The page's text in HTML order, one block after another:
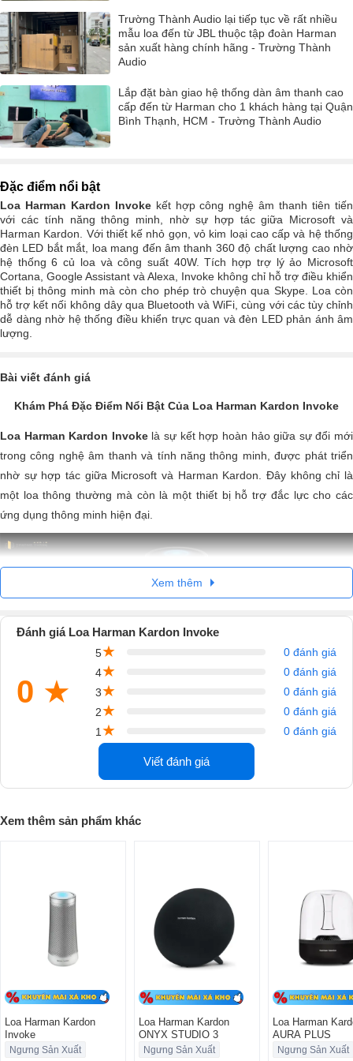
Trường Thành Audio lại tiếp tục về rất nhiều
mẫu loa đến từ JBL thuộc tập đoàn Harman
sản xuất hàng chính hãng - Trường Thành
Audio
Lắp đặt bàn giao hệ thống dàn âm thanh cao
cấp đến từ Harman cho 1 khách hàng tại Quận
Bình Thạnh, HCM - Trường Thành Audio
Đặc điểm nổi bật
Loa Harman Kardon Invokekết hợp công nghệ âm thanh tiên tiến
với các tính năng thông minh, nhờ sự hợp tác giữa Microsoft và
Harman Kardon. Với thiết kế nhỏ gọn, vỏ kim loại cao cấp và hệ thống
đèn LED bắt mắt, loa mang đến âm thanh 360 độ chất lượng cao nhờ
hệ thống 6 củ loa và công suất 40W. Tích hợp trợ lý ảo Microsoft
Cortana, Google Assistant và Alexa, Invoke không chỉ hỗ trợ điều khiển
thiết bị thông minh mà còn cho phép trò chuyện qua Skype. Loa còn
hỗ trợ kết nối không dây qua Bluetooth và WiFi, cùng với các tùy chỉnh
dễ dàng nhờ hệ thống điều khiển trực quan và đèn LED phản ánh âm
lượng.
Bài viết đánh giá
Khám Phá Đặc Điểm Nổi Bật Của Loa Harman Kardon Invoke
Loa Harman Kardon Invokelà sự kết hợp hoàn hảo giữa sự đổi mới
trong công nghệ âm thanh và tính năng thông minh, được phát triển
nhờ sự hợp tác giữa Microsoft và Harman Kardon. Đây không chỉ là
một loa thông thường mà còn là một thiết bị hỗ trợ đắc lực cho các
ứng dụng thông minh hiện đại.
Điểm Nổi Bật Của Loa Harman Kardon Invoke
: Loa có kiểu dáng nhỏ gọn với kích thước 107 x
242mm và trọng lượng chỉ 1kg. Thân loa được làm bằng kim loại cao
được phủ cao su và trang bị hệ thống đèn LED, giúp loa dễ dàng hòa
Xem thêm
Đánh giá Loa Harman Kardon Invoke
0 ★
5★
0 đánh giá
4★
0 đánh giá
3★
0 đánh giá
2★
0 đánh giá
1 ★ 0 đánh giá
Viết đánh giá
Xem thêm sản phẩm khác
Loa Harman Kardon
Invoke
Ngưng Sản Xuất
Loa Harman Kardon
ONYX STUDIO 3
Ngưng Sản Xuất
Loa Harman
AURA PLUS
Ngưng Sản Xuất